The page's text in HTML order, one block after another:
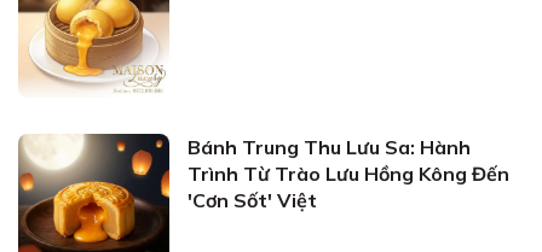
Bánh Trung Thu Lưu Sa: Hành
Trình Từ Trào Lưu Hồng Kông Đến
'Cơn Sốt' Việt